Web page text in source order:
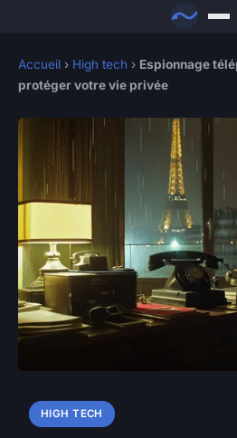
Accueil › High tech › Espionnage
protéger votre vie privée
HIGH TECH